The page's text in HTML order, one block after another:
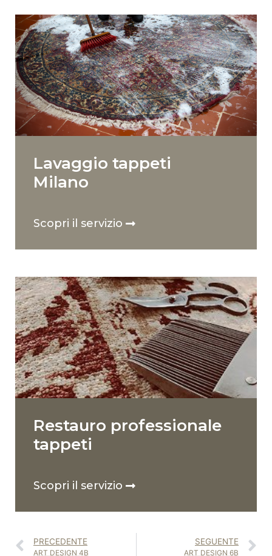
Lavaggio tappeti
Milano
Scopri il servizio
Restauro professionale
tappeti
Scopri il servizio
PRECEDENTE
ART DESIGN 4B
SEGUENTE
ART DESIGN 6B